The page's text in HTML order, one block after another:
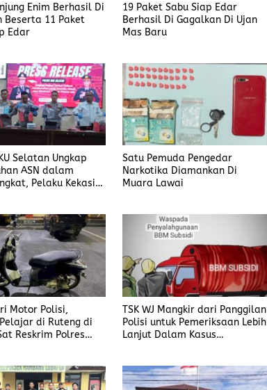
Enim Berhasil Di
Beserta 11 Paket
Edar
19 Paket Sabu Siap Edar
Berhasil Di Gagalkan Di Ujan
Mas Baru
Selatan Ungkap
ASN dalam
Pelaku Kekasih
Satu Pemuda Pengedar
Narkotika Diamankan Di
Muara Lawai
Motor Polisi,
di Ruteng di
Reskrim Polres
TSK WJ Mangkir dari Panggilan
Polisi untuk Pemeriksaan Lebih
Lanjut Dalam Kasus